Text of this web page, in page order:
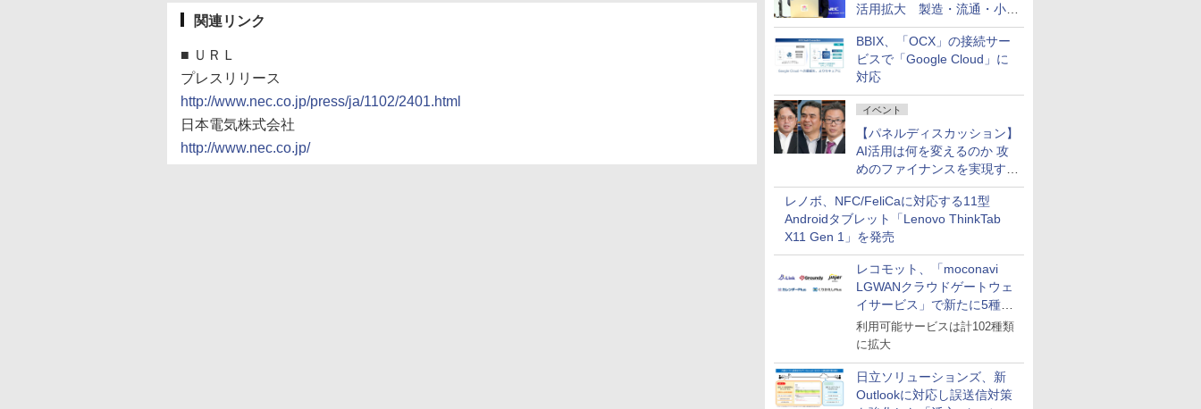
活用拡大 製造・流通・小売
企業・広告代理店などが実装
フェーズへ
BBIX、「OCX」の接続サー
ビスで「Google Cloud」に
対応
イベント
【パネルディスカッション】
AI活用は何を変えるのか 攻
めのファイナンスを実現する
業務設計とマインドセット変
革
レノボ、NFC/FeliCaに対応する11型
Androidタブレット「Lenovo ThinkTab
X11 Gen 1」を発売
レコモット、「moconavi
LGWANクラウドゲートウェ
イサービス」で新たに5種類
のサービスと連携開始
利用可能サービスは計102種類
に拡大
日立ソリューションズ、新
Outlookに対応し誤送信対策
関連リンク
■ ＵＲＬ
プレスリリース
http://www.nec.co.jp/press/ja/1102/2401.html
日本電気株式会社
http://www.nec.co.jp/